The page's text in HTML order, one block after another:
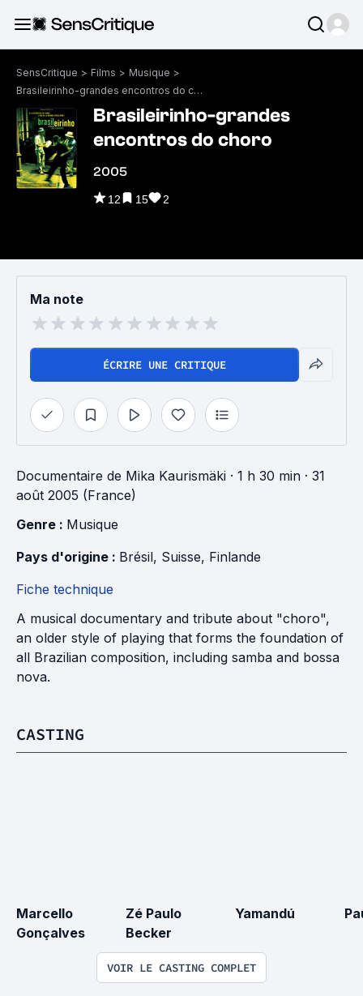
SensCritique > Films > Musique >
Brasileirinho-grandes encontros do choro
Brasileirinho-grandes
encontros do choro
2005
12 15 2
Ma note
ÉCRIRE UNE CRITIQUE
Documentaire de Mika Kaurismäki · 1 h 30 min · 31
août 2005 (France)
Genre : Musique
Pays d'origine : Brésil, Suisse, Finlande
Fiche technique
A musical documentary and tribute about "choro",
an older style of playing that forms the foundation of
all Brazilian composition, including samba and bossa
nova.
CASTING
Marcello
Gonçalves
Zé Paulo
Becker
Yamandú
VOIR LE CASTING COMPLET